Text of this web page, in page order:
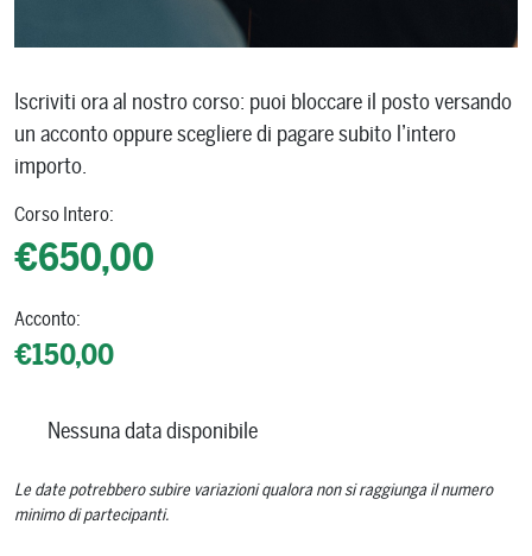
Iscriviti ora al nostro corso: puoi bloccare il posto versando
un acconto oppure scegliere di pagare subito l’intero
importo.
Corso Intero:
€650,00
Acconto:
€150,00
Nessuna data disponibile
Le date potrebbero subire variazioni qualora non si raggiunga il numero
minimo di partecipanti.